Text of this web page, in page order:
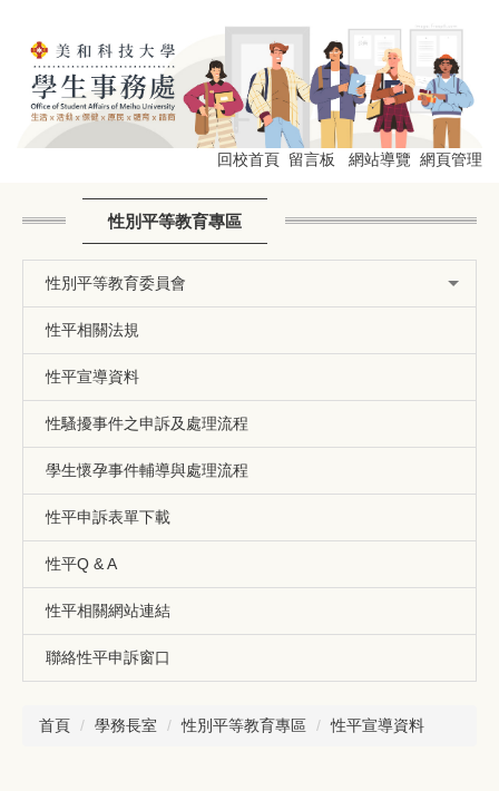
回校首頁 留言板 網站導覽 網頁管理
性別平等教育專區
性別平等教育委員會
性平相關法規
性平宣導資料
性騷擾事件之申訴及處理流程
學生懷孕事件輔導與處理流程
性平申訴表單下載
性平Q & A
性平相關網站連結
聯絡性平申訴窗口
首頁 學務長室 性別平等教育專區 性平宣導資料